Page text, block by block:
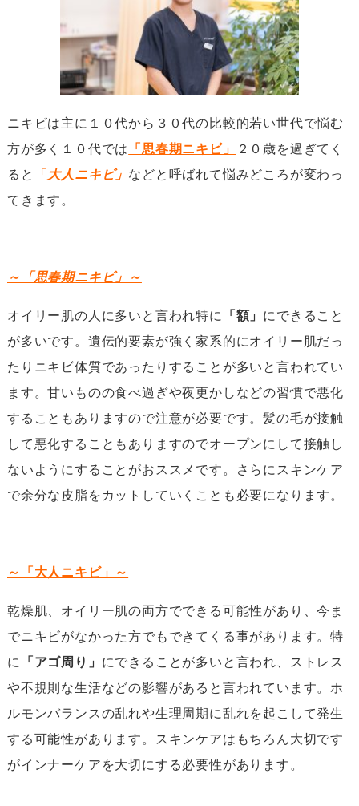
ニキビは主に１０代から３０代の比較的若い世代で悩む
方が多く１０代では
「思春期ニキビ」
２０歳を過ぎてく
ると
「 大人ニキビ」 などと呼ばれて悩みどころが変わっ
てきます。
～「思春期ニキビ」～
オイリー肌の人に多いと言われ特に 「額」 にできること
が多いです。遺伝的要素が強く家系的にオイリー肌だっ
たりニキビ体質であったりすることが多いと言われてい
ます。甘いものの食べ過ぎや夜更かしなどの習慣で悪化
することもありますので注意が必要です。髪の毛が接触
して悪化することもありますのでオープンにして接触し
ないようにすることがおススメです。さらにスキンケア
で余分な皮脂をカットしていくことも必要になります。
～「大人ニキビ」～
乾燥肌、オイリー肌の両方でできる可能性があり、今ま
でニキビがなかった方でもできてくる事があります。特
に
「アゴ周り」 にできることが多いと言われ、ストレス
や不規則な生活などの影響があると言われています。ホ
ルモンバランスの乱れや生理周期に乱れを起こして発生
する可能性があります。スキンケアはもちろん大切です
がインナーケアを大切にする必要性があります。